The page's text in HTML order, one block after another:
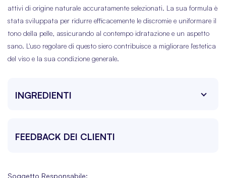
attivi di origine naturale accuratamente selezionati. La sua formula è
stata sviluppata per ridurre efficacemente le discromie e uniformare il
tono della pelle, assicurando al contempo idratazione e un aspetto
sano. L'uso regolare di questo siero contribuisce a migliorare l'estetica
del viso e la sua condizione generale.
INGREDIENTI
FEEDBACK DEI CLIENTI
Soggetto Responsabile: